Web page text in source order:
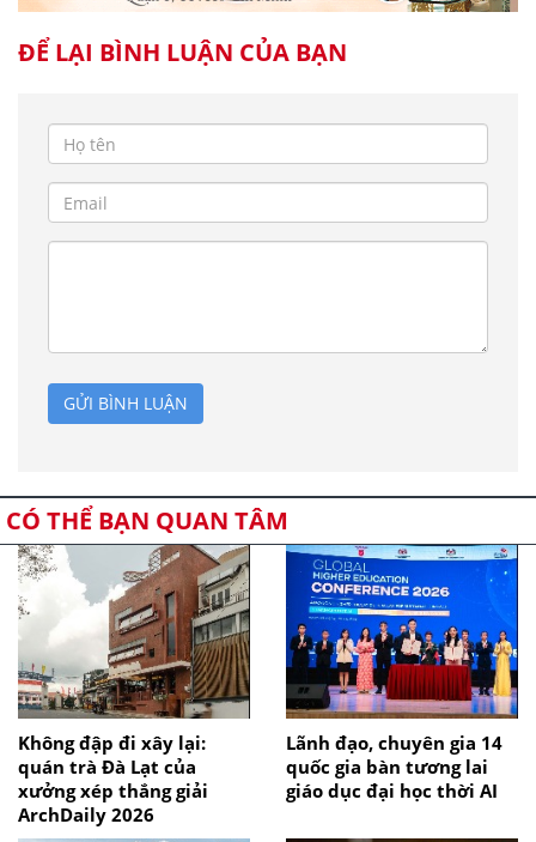
ĐỂ LẠI BÌNH LUẬN CỦA BẠN
GỬI BÌNH LUẬN
CÓ THỂ BẠN QUAN TÂM
Không đập đi xây lại:
quán trà Đà Lạt của
xưởng xép thắng giải
ArchDaily 2026
Lãnh đạo, chuyên gia 14
quốc gia bàn tương lai
giáo dục đại học thời AI